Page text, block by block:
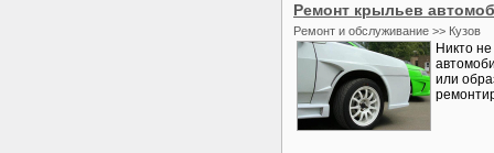
Ремонт крыльев
Ремонт и обслуживание >> Кузов
Никто
или